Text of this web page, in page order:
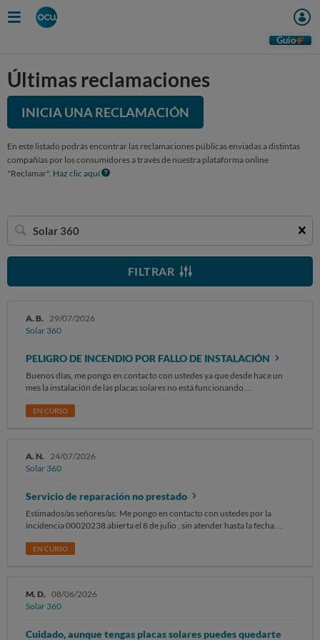
Guio
Últimas reclamaciones
INICIA UNA RECLAMACIÓN
En este listado podrás encontrar las reclamaciones públicas enviadas a distintas
compañías por los consumidores a través de nuestra plataforma online
"Reclamar". Haz clic aquí
Buscar
una
empresa
FILTRAR
A. B. 29/07/2026
Solar 360
PELIGRO DE INCENDIO POR FALLO DE INSTALACIÓN
Buenos días, me pongo en contacto con ustedes ya que desde hace un
mes la instalación de las placas solares no está funcionando
de casi 63ºC (adjunto imagen), lo que hace que salten los diferenciales y
revisar la instalación y solucionar el problema. Muchas gracias, quedo a
EN CURSO
A. N. 24/07/2026
Solar 360
Servicio de reparación no prestado
Estimados/as señores/as: Me pongo en contacto con ustedes por la
incidencia 00020238 abierta el 8 de julio , sin atender hasta la fecha
EN CURSO
M. D. 08/06/2026
Solar 360
Cuidado, aunque tengas placas solares puedes quedarte